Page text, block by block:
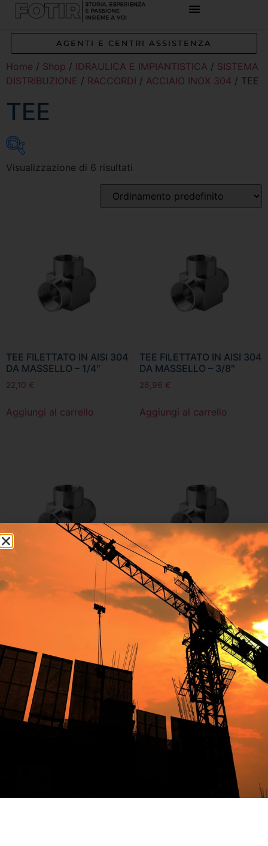
AGENTI E CENTRI ASSISTENZA
Home / Shop / IDRAULICA E IMPIANTISTICA / SISTEMA
DISTRIBUZIONE / RACCORDI / ACCIAIO INOX 304 / TEE
TEE
Inizia a digitare per attivare la ricerca
Visualizzazione di 6 risultati
TEE FILETTATO IN AISI 304
DA MASSELLO – 1/4″
22,10 €
Aggiungi al carrello
TEE FILETTATO IN AISI 304
DA MASSELLO – 3/8″
26,96 €
Aggiungi al carrello
TEE FILETTATO IN AISI 304
DA MASSELLO – 1/2″
TEE FILETTATO IN AISI 304
DA MASSELLO – 3/4″
66,32
Aggiungi al carrello